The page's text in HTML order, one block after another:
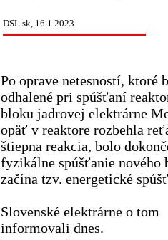
DSL.sk, 16.1.2023
Po oprave netesností, ktoré
odhalené pri spúšťaní
bloku jadrovej elektrárne
opäť v reaktore rozbehla
štiepna reakcia, bolo
fyzikálne spúšťanie nového
začína tzv. energetické
Slovenské elektrárne o tom
informovali dnes.